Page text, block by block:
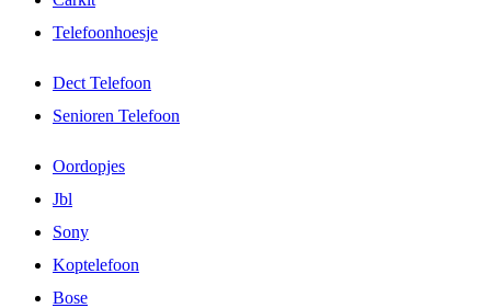
Telefoonhoesje
Dect Telefoon
Senioren Telefoon
Oordopjes
Jbl
Sony
Koptelefoon
Bose